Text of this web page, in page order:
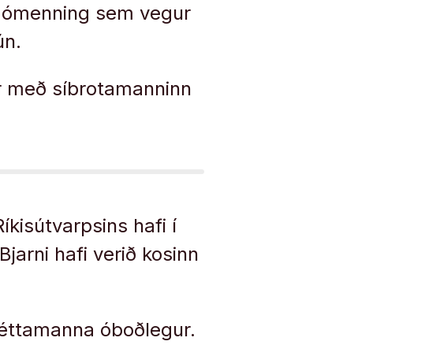
sem vegur
síbrotamanninn
hafi í
hafi verið kosinn
óboðlegur.